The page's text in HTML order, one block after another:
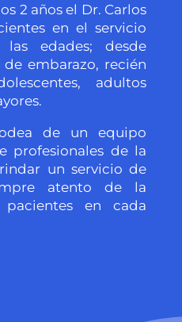
2 años el Dr. Carlos
en el servicio
edades; desde
embarazo, recién
adultos
de un equipo
profesionales de la
un servicio de
atento de la
en cada